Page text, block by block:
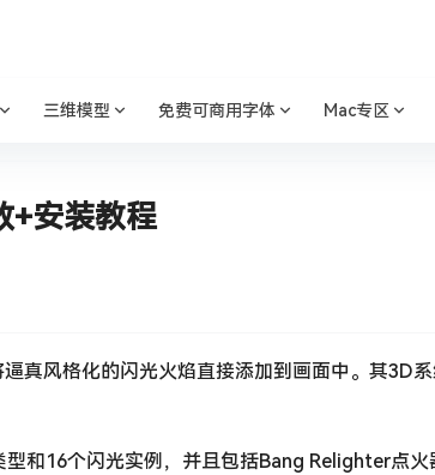
三维模型 免费可商用字体 Mac专区
+安装教程
真风格化的闪光火焰直接添加到画面中。其3D
和16个闪光实例，并且包括Bang Relighter点